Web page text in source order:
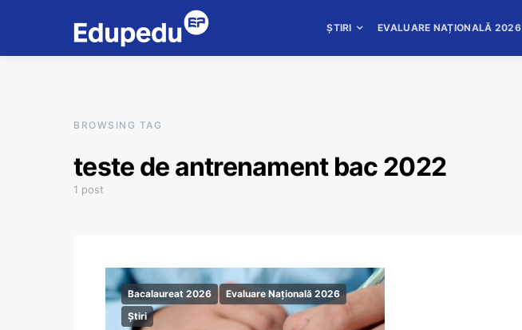
ȘTIRI EVALUARE NAȚIONALĂ 2026
BROWSING TAG
teste de antrenament bac 2022
1 post
Bacalaureat 2026
Evaluare Națională 2026
Știri